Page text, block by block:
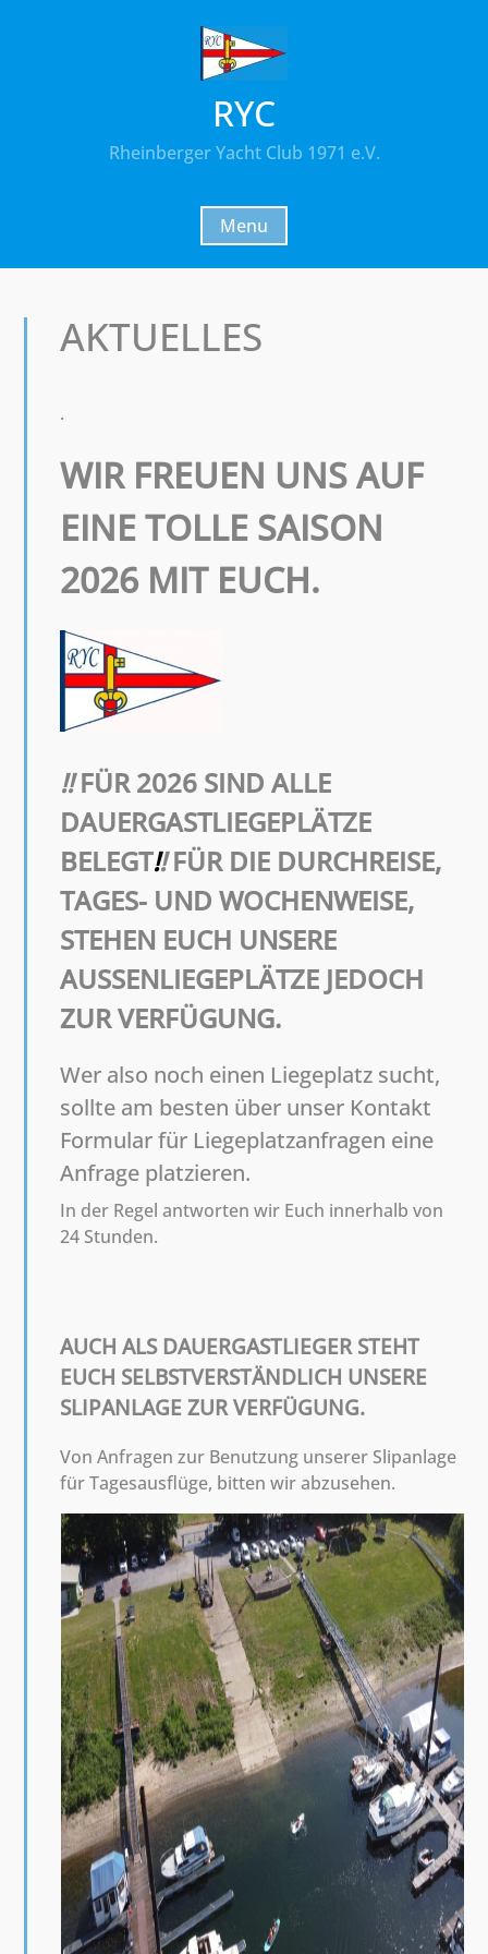
RYC
Rheinberger Yacht Club 1971 e.V.
Menu
AKTUELLES
.
WIR FREUEN UNS AUF
EINE TOLLE SAISON
2026 MIT EUCH.
!!FÜR 2026 SIND ALLE
DAUERGASTLIEGEPLÄTZE
BELEGT!!FÜR DIE DURCHREISE,
TAGES- UND WOCHENWEISE,
STEHEN EUCH UNSERE
AUSSENLIEGEPLÄTZE JEDOCH
ZUR VERFÜGUNG.
Wer also noch einen Liegeplatz sucht,
sollte am besten über unser Kontakt
Formular für Liegeplatzanfragen eine
Anfrage platzieren.
In der Regel antworten wir Euch innerhalb von
24 Stunden.
AUCH ALS DAUERGASTLIEGER STEHT
EUCH SELBSTVERSTÄNDLICH UNSERE
SLIPANLAGE ZUR VERFÜGUNG.
Von Anfragen zur Benutzung unserer Slipanlage
für Tagesausflüge, bitten wir abzusehen.